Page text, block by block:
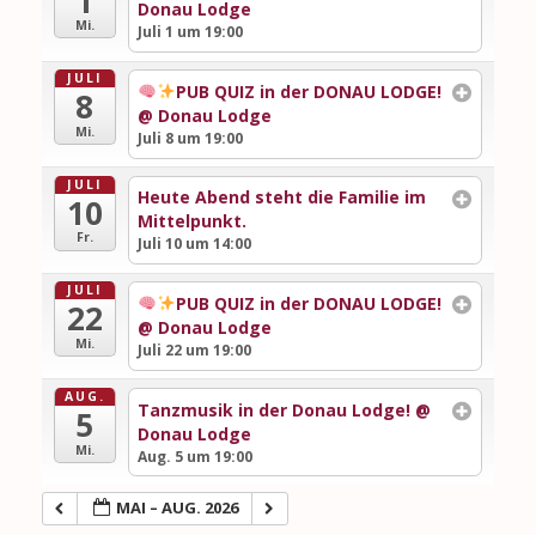
Mi.
Donau Lodge
Juli 1 um 19:00
JULI
8
Mi.
PUB QUIZ in der DONAU LODGE!
@ Donau Lodge
Juli 8 um 19:00
JULI
10
Fr.
Heute Abend steht die Familie im
Mittelpunkt.
Juli 10 um 14:00
JULI
22
Mi.
PUB QUIZ in der DONAU LODGE!
@ Donau Lodge
Juli 22 um 19:00
AUG.
5
Mi.
Tanzmusik in der Donau Lodge! @
Donau Lodge
Aug. 5 um 19:00
MAI – AUG. 2026